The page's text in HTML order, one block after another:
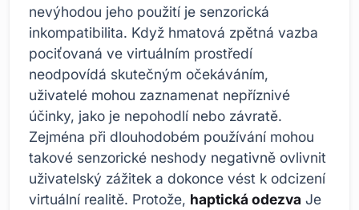
nevýhodou jeho použití je senzorická
inkompatibilita. Když hmatová zpětná vazba
pociťovaná ve virtuálním prostředí
neodpovídá skutečným očekáváním,
uživatelé mohou zaznamenat nepříznivé
účinky, jako je nepohodlí nebo závratě.
Zejména při dlouhodobém používání mohou
takové senzorické neshody negativně ovlivnit
uživatelský zážitek a dokonce vést k odcizení
virtuální realitě. Protože, haptická odezva Je